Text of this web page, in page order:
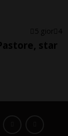
5 gior 4
star